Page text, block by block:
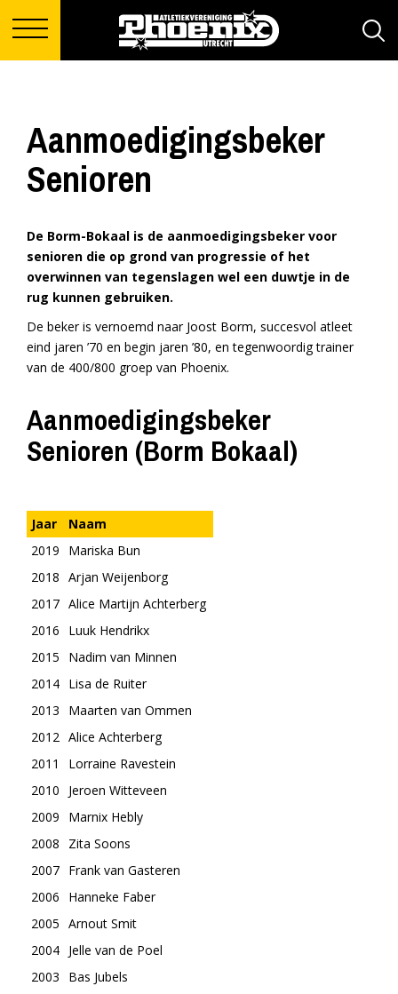
Aanmoedigingsbeker
Senioren
De Borm-Bokaal is de aanmoedigingsbeker voor
senioren die op grond van progressie of het
overwinnen van tegenslagen wel een duwtje in de
rug kunnen gebruiken.
De beker is vernoemd naar Joost Borm, succesvol atleet
eind jaren ’70 en begin jaren ’80, en tegenwoordig trainer
van de 400/800 groep van Phoenix.
Aanmoedigingsbeker
Senioren (Borm Bokaal)
Jaar
Naam
2019
Mariska Bun
2018 Arjan Weijenborg
2017 Alice Martijn Achterberg
2016
Luuk Hendrikx
2015
Nadim van Minnen
2014 Lisa de Ruiter
2013
Maarten van Ommen
2012 Alice Achterberg
2011
Lorraine Ravestein
2010
Jeroen Witteveen
2009
Marnix Hebly
2008
Zita Soons
2007 Frank van Gasteren
2006
Hanneke Faber
2005 Arnout Smit
2004 Jelle van de Poel
2003
Bas Jubels